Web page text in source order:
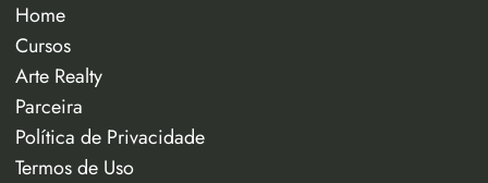
Home
Cursos
Arte Realty
Parceira
Política de Privacidade
Termos de Uso